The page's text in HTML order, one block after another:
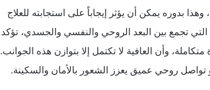
بدوره يمكن أن يؤثر إيجاباً على استجابته للعلاج
تجمع بين البعد الروحي والنفسي والجسدي، تؤكد
وأن العافية لا تكتمل إلا بتوازن هذه الجوانب.
روحي عميق يعزز الشعور بالأمان والسكينة.